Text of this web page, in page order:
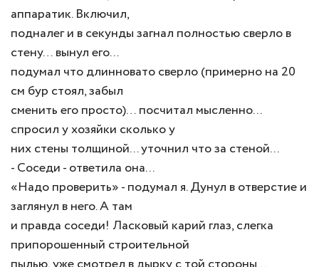
аппаратик. Включил,
подналег и в секунды загнал полностью сверло в
стену… вынул его...
подумал что длинновато сверло (примерно на 20
см бур стоял, забыл
сменить его просто)… посчитал мысленно...
спросил у хозяйки сколько у
них стены толщиной... уточнил что за стеной...
- Соседи - ответила она...
«Надо проверить» - подумал я. Дунул в отверстие и
заглянул в него. А там
и правда соседи! Ласковый карий глаз, слегка
припорошенный строительной